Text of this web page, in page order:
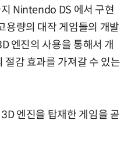
Nintendo DS 에서 구현
용량의 대작 게임들의 개발
엔진의 사용을 통해서 개
절감 효과를 가져갈 수 있는
엔진을 탑재한 게임을 곧